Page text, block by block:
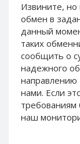
Извините,
обмен в
данный
таких
сообщить о
надежного
направлению
нами. Если
требованиям
наш
PayPal CHF
PayPal MYR
Webmoney
Webmoney
Webmoney
Webmoney
Webmoney